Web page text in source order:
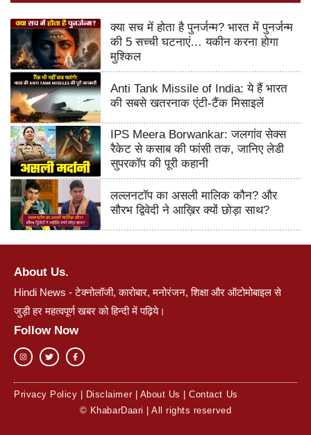
क्या सच में होता है पुनर्जन्म? भारत में पुनर्जन्म
की 5 सच्ची घटनाएं… यकीन करना होगा
मुश्किल
Anti Tank Missile of India: ये हैं भारत
की सबसे खतरनाक एंटी-टैंक मिसाइलें
IPS Meera Borwankar: जलगांव सेक्स
रैकेट से कसाब की फांसी तक, जानिए लेडी
सुपरकॉप की पूरी कहानी
लल्लनटॉप का असली मालिक कौन? और
सौरभ द्विवेदी ने आख़िर क्यों छोड़ा साथ?
About Us.
Hindi News - टेक्नोलॉजी, कारोबार, मनोरंजन, शिक्षा और ऑटोमोबाइल से
जुड़ी हर महत्वपूर्ण खबर को हिन्दी में पढ़िये।
Follow Now
© KhabarDaari | All rights reserved
Privacy Policy Disclaimer| About Us |Contact Us